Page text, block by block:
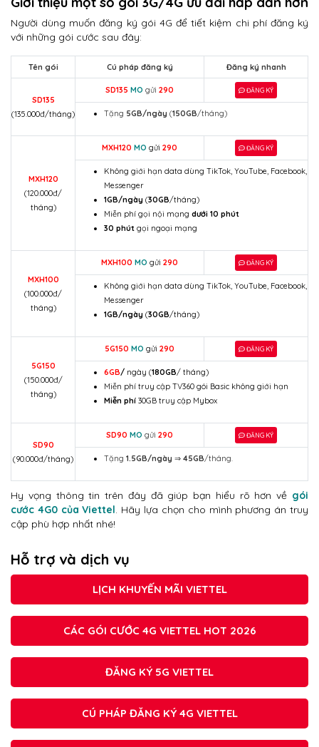
Người dùng muốn đăng ký gói 4G để tiết kiệm chi phí đăng ký
với những gói cước sau đây:
Tên gói Cú pháp đăng ký Đăng ký nhanh
SD135
(135.000đ/tháng)
SD135 MO gửi 290 ĐĂNG KÝ
Tặng 5GB/ngày (150GB/tháng)
MXH120
(120.000đ/
tháng)
MXH120 MO gửi 290 ĐĂNG KÝ
Không giới hạn data dùng TikTok, YouTube, Facebook,
Messenger
1GB/ngày (30GB/tháng)
Miễn phí gọi nội mạng dưới 10 phút
30 phút gọi ngoại mạng
MXH100
(100.000đ/
tháng)
MXH100 MO gửi 290 ĐĂNG KÝ
Không giới hạn data dùng TikTok, YouTube, Facebook,
Messenger
1GB/ngày (30GB/tháng)
5G150
(150.000đ/
tháng)
5G150 MO gửi 290 ĐĂNG KÝ
6GB/ ngày (180GB/ tháng)
Miễn phí truy cập TV360 gói Basic không giới hạn
Miễn phí 30GB truy cập Mybox
SD90
(90.000đ/tháng)
SD90 MO gửi 290 ĐĂNG KÝ
Tặng 1.5GB/ngày ⇒ 45GB/tháng.
Hy vọng thông tin trên đây đã giúp bạn hiểu rõ hơn về gói
cước 4G0 của Viettel. Hãy lựa chọn cho mình phương án truy
cập phù hợp nhất nhé!
Hỗ trợ và dịch vụ
LỊCH KHUYẾN MÃI VIETTEL
CÁC GÓI CƯỚC 4G VIETTEL HOT 2026
ĐĂNG KÝ 5G VIETTEL
CÚ PHÁP ĐĂNG KÝ 4G VIETTEL